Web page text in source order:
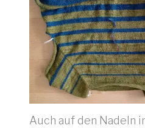
Auch auf den Nadeln